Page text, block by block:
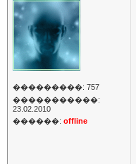
���������: 757
�����������:
23.02.2010
������: offline